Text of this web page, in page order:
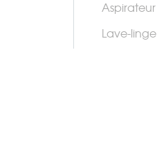
Aspirateur
Lave-linge